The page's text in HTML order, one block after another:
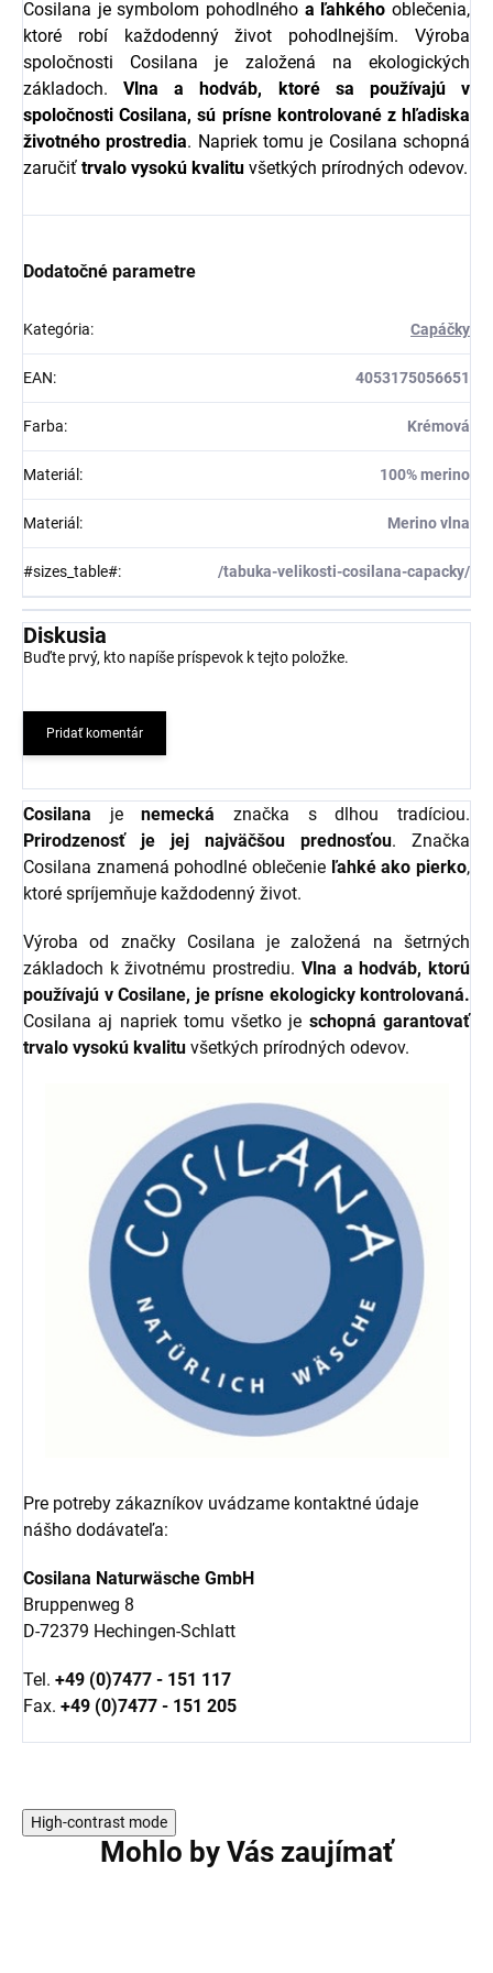
Cosilana je symbolom pohodlného a ľahkého oblečenia,
ktoré robí každodenný život pohodlnejším. Výroba
spoločnosti Cosilana je založená na ekologických
základoch.Vlna a hodváb, ktoré sa používajú v
spoločnosti Cosilana, sú prísne kontrolované z hľadiska
životného prostredia. Napriek tomu je Cosilana schopná
zaručiť trvalo vysokú kvalitu všetkých prírodných odevov.
Dodatočné parametre
Kategória: Capáčky
EAN: 4053175056651
Farba: Krémová
Materiál : 100% merino
Materiál : Merino vlna
#sizes_table#: /tabuka-velikosti-cosilana-capacky/
Diskusia
Buďte prvý, kto napíše príspevok k tejto položke.
Pridať komentár
Cosilana jenemecká značka s dlhou tradíciou.
Prirodzenosť je jej najväčšou prednosťou. Značka
Cosilana znamená pohodlné oblečenie ľahké ako pierko,
ktoré spríjemňuje každodenný život.
Výroba od značky Cosilana je založená na šetrných
základoch k životnému prostrediu. Vlna a hodváb, ktorú
používajú v Cosilane, je prísne ekologicky kontrolovaná.
Cosilana aj napriek tomu všetko je schopná garantovať
trvalo vysokú kvalitu všetkých prírodných odevov.
Pre potreby zákazníkov uvádzame kontaktné údaje
nášho dodávateľa:
Cosilana Naturwäsche GmbH
Bruppenweg 8
D-72379 Hechingen-Schlatt
Tel. +49 (0)7477 - 151 117
Fax. +49 (0)7477 - 151 205
High-contrast mode
Mohlo by Vás zaujímať